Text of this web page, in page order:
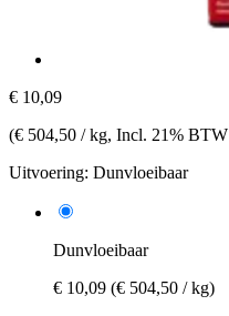
€ 10,09
(€ 504,50 / kg, Incl. 21% BTW
Uitvoering: Dunvloeibaar
Dunvloeibaar
€ 10,09 (€ 504,50 / kg)